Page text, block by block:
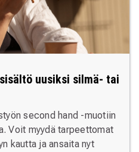
uusiksi silmä- tai
second hand -muotiin
Voit myydä tarpeettomat
kautta ja ansaita nyt